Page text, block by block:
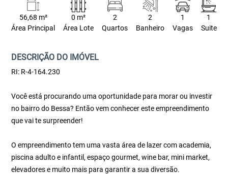
56,68 m²
Área Principal
0 m²
Área Lote
2
Quartos
2
Banheiro
1
Vagas
1
Suite
DESCRIÇÃO DO IMÓVEL
RI: R-4-164.230
Você está procurando uma oportunidade para morar ou investir
no bairro do Bessa? Então vem conhecer este empreendimento
que vai te surpreender!
O empreendimento tem uma vasta área de lazer com academia,
piscina adulto e infantil, espaço gourmet, wine bar, mini market,
elevadores e muito mais para garantir a sua diversão.